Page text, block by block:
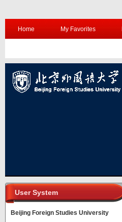
Home My Favorites
User System
Beijing Foreign Studies University